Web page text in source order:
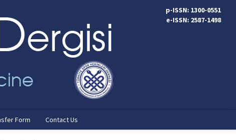
p-ISSN: 1300-0551
e-ISSN: 2587-1498
Form Contact Us